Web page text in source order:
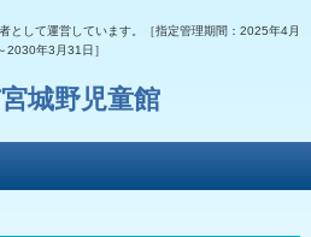
として運営しています。［指定管理期間：2025年4月
2030年3月31日］
城野児童館